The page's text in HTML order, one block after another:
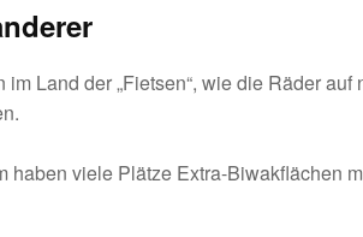
im Land der „Fietsen“, wie die Räder
haben viele Plätze Extra-Biwakflächen